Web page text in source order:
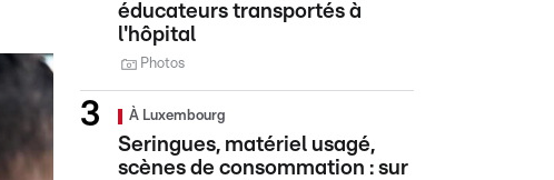
éducateurs transportés à
l'hôpital
Photos
À Luxembourg
Seringues, matériel usagé,
scènes de consommation : sur